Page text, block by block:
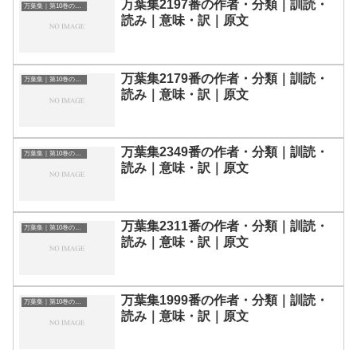
万葉集｜第10巻の和歌一覧
万葉集2197番の作者・分類｜訓読・
読み｜意味・訳｜原文
万葉集｜第10巻の和歌一覧
万葉集2179番の作者・分類｜訓読・
読み｜意味・訳｜原文
万葉集｜第10巻の和歌一覧
万葉集2349番の作者・分類｜訓読・
読み｜意味・訳｜原文
万葉集｜第10巻の和歌一覧
万葉集2311番の作者・分類｜訓読・
読み｜意味・訳｜原文
万葉集｜第10巻の和歌一覧
万葉集1999番の作者・分類｜訓読・
読み｜意味・訳｜原文